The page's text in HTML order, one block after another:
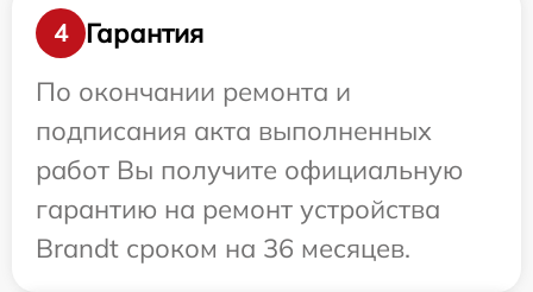
4
Гарантия
По окончании ремонта и
подписания акта выполненных
работ Вы получите официальную
гарантию на ремонт устройства
Brandt сроком на 36 месяцев.